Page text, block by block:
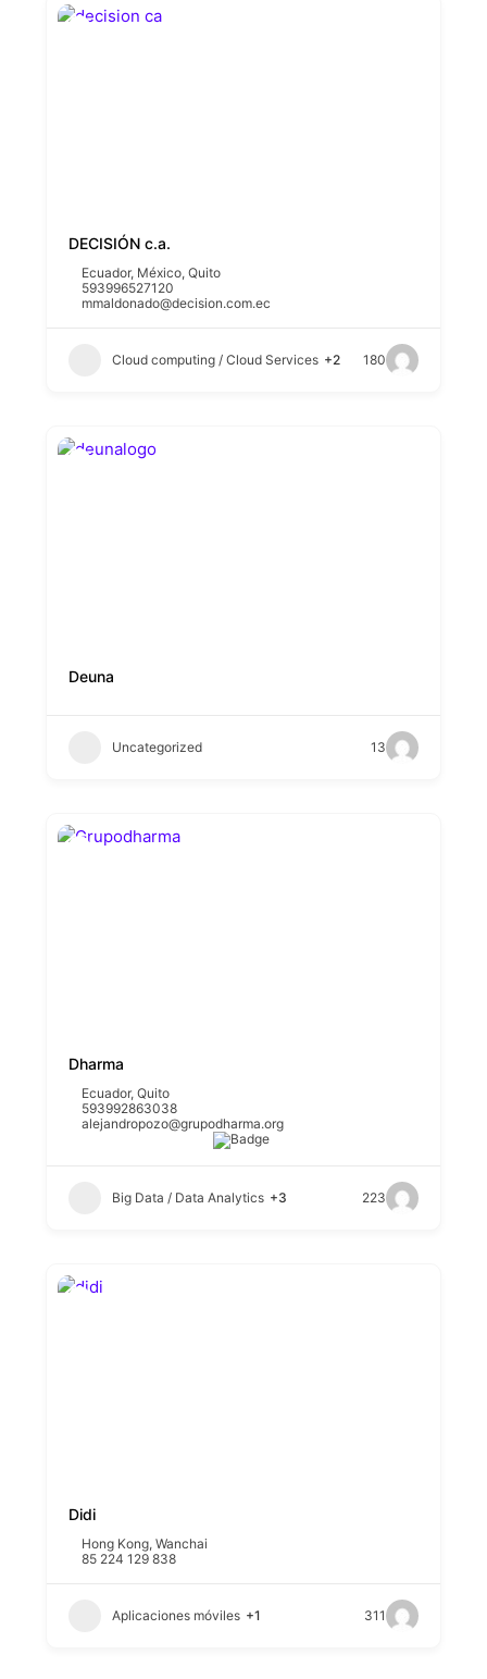
DECISIÓN c.a.
Ecuador, México,Quito
593996527120
mmaldonado@decision.com.ec
Cloud computing / Cloud Services +2 180
Deuna
Uncategorized 13
Dharma
Ecuador,Quito
593992863038
alejandropozo@grupodharma.org
Big Data / Data Analytics +3 223
Didi
Hong Kong,Wanchai
85 224 129 838
Aplicaciones móviles +1 311